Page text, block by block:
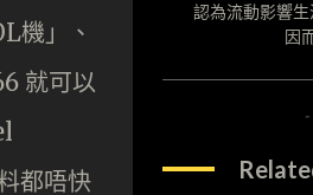
機」、
就可以
都唔快
認為流動影響
因
-